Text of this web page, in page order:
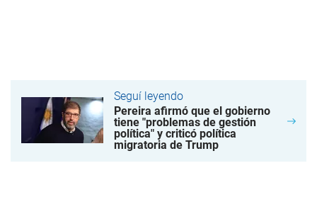
Seguí leyendo
Pereira afirmó que el gobierno
tiene "problemas de gestión
política" y criticó política
migratoria de Trump